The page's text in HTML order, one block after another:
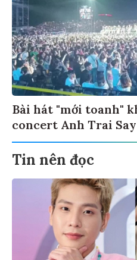
Bài hát "mới toanh"
concert Anh Trai
Tin nên đọc